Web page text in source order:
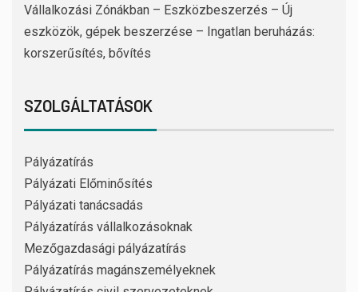
Vállalkozási Zónákban – Eszközbeszerzés – Új
eszközök, gépek beszerzése – Ingatlan beruházás:
korszerűsítés, bővítés
SZOLGÁLTATÁSOK
Pályázatírás
Pályázati Előminősítés
Pályázati tanácsadás
Pályázatírás vállalkozásoknak
Mezőgazdasági pályázatírás
Pályázatírás magánszemélyeknek